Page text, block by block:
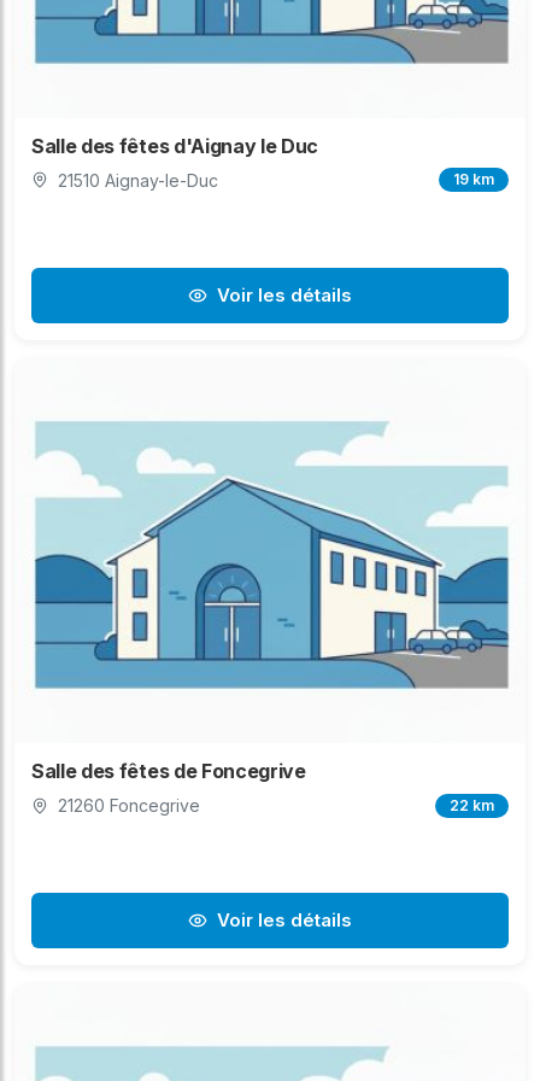
Salle des fêtes d'Aignay le Duc
21510 Aignay-le-Duc 19 km
Voir les détails
Salle des fêtes de Foncegrive
21260 Foncegrive 22 km
Voir les détails